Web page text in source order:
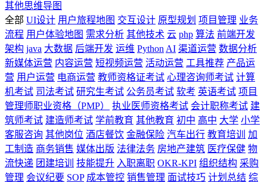
其他思维导图
全部 UI设计 用户旅程地图 交互设计 原型规划 项目管理 业务
流程 用户体验地图 需求分析 其他技术 云 php 算法 前端开发
架构 java 大数据 后端开发 运维 Python AI 渠道运营 数据分析
新媒体运营 内容运营 短视频运营 活动运营 工具推荐 产品运
营 用户运营 电商运营 教师资格证考试 心理咨询师考试 计算
机考试 司法考试 研究生考试 公务员考试 软考 英语考试 项目
管理师职业资格（PMP）
执业医师资格考试 会计职称考试 建
筑师考试 建造师考试 学前教育 其他教育 初中 高中 大学 小学
客服咨询 其他岗位 酒店餐饮 金融保险 汽车出行 教育培训
加
工制造 商务销售 媒体出版 法律法务 房地产建筑 医疗保健 物
流快递 团建培训 技能提升 入职离职 OKR-KPI 组织结构 采购
管理 会议纪要 SOP 成本管控 销售管理 面试技巧 计划总结 综